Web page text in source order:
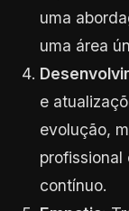
uma
uma área
e
evolução,
profissional
contínuo.